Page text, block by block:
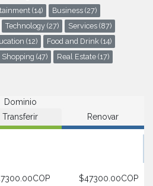
(14)
Business (27)
Technology (27)
Services (87)
(12)
Food and Drink (14)
Shopping (47)
Real Estate (17)
Dominio
Transferir Renovar
$47300.00COP